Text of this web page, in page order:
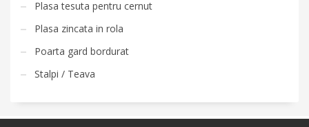
Plasa tesuta pentru cernut
Plasa zincata in rola
Poarta gard bordurat
Stalpi / Teava